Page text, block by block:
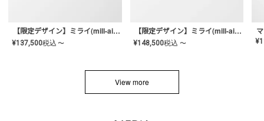
【限定デザイン】ミライ(mill-ai)リング
¥137,500税込 〜
【限定デザイン】ミライ(mill-ai)リング
¥148,500税込 〜 ¥
View more